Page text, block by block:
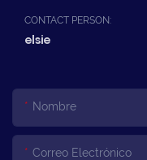
CONTACT PERSON:
elsie
Nombre
Correo Electrónico